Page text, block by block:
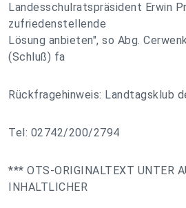
Landesschulratspräsident Erwin
zufriedenstellende
Lösung anbieten", so Abg.
(Schluß) fa
Rückfragehinweis: Landtagsklub
Tel: 02742/200/2794
*** OTS-ORIGINALTEXT UNTER
INHALTLICHER